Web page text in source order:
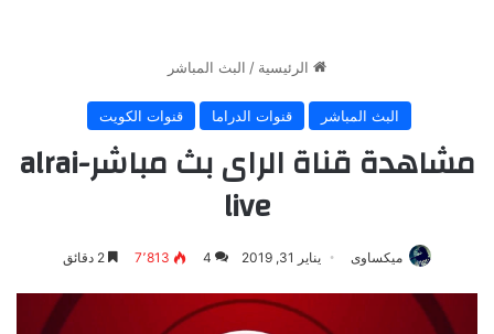
الرئيسية / البث المباشر
البث المباشر قنوات الدراما قنوات الكويت
مشاهدة قناة الراى بث مباشر-alrai
live
ميكساوى يناير 31, 2019 4 7٬813